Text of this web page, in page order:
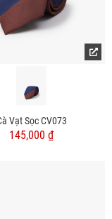
Vạt Sọc CV073
145,000 ₫